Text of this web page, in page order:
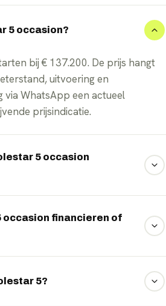
5 occasion?
bij € 137.200. De prijs hangt
uitvoering en
via WhatsApp een actueel
prijsindicatie.
5 occasion
elektrische occasion; de WLTP-
loopt op tot 670 km. Zo weet je
occasion financieren of
vergelijken vrijblijvend de
5?